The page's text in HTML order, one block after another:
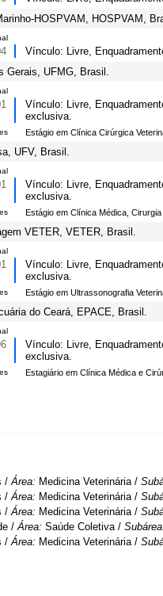
HOSPVAM, HOSPVAM,
Vínculo: Livre,
Gerais, UFMG, Brasil.
Vínculo: Livre,
exclusiva.
Estágio em Clínica Cirúrgica
UFV, Brasil.
Vínculo: Livre,
exclusiva.
Estágio em Clínica Médica,
VETER, VETER, Brasil.
Vínculo: Livre,
exclusiva.
Estágio em Ultrassonografia
do Ceará, EPACE, Brasil.
Vínculo: Livre,
exclusiva.
Estagiário em Clínica Médica e
/Área: Medicina Veterinária /
/Área: Medicina Veterinária /
/Área: Medicina Veterinária /
/Área: Saúde Coletiva /
/Área: Medicina Veterinária /